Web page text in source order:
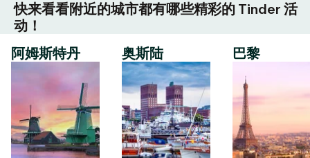
快来看看附近的城市都有哪些精彩的 Tinder 活
动！
阿姆斯特丹
奥斯陆 巴黎